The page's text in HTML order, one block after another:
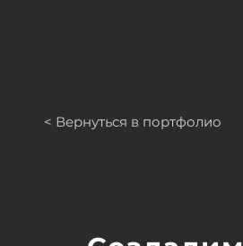
< Вернуться в портфолио